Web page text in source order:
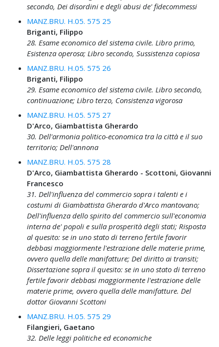
secondo, Dei disordini e degli abusi de' fidecommessi
MANZ.BRU. H.05. 575 25
Briganti, Filippo
28. Esame economico del sistema civile. Libro primo,
Esistenza operosa; Libro secondo, Sussistenza copiosa
MANZ.BRU. H.05. 575 26
Briganti, Filippo
29. Esame economico del sistema civile. Libro secondo,
continuazione; Libro terzo, Consistenza vigorosa
MANZ.BRU. H.05. 575 27
D'Arco, Giambattista Gherardo
30. Dell'armonia politico-economica tra la città e il suo
territorio; Dell'annona
MANZ.BRU. H.05. 575 28
D'Arco, Giambattista Gherardo - Scottoni, Giovanni
Francesco
31. Dell'influenza del commercio sopra i talenti e i
costumi di Giambattista Gherardo d'Arco mantovano;
Dell'influenza dello spirito del commercio sull'economia
interna de' popoli e sulla prosperità degli stati; Risposta
al quesito: se in uno stato di terreno fertile favorir
debbasi maggiormente l'estrazione delle materie prime,
ovvero quella delle manifatture; Del diritto ai transiti;
Dissertazione sopra il quesito: se in uno stato di terreno
fertile favorir debbasi maggiormente l'estrazione delle
materie prime, ovvero quella delle manifatture. Del
dottor Giovanni Scottoni
MANZ.BRU. H.05. 575 29
Filangieri, Gaetano
32. Delle leggi politiche ed economiche